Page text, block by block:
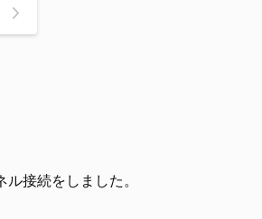
>
接続をしました。